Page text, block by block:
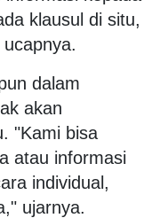
klausul di situ,
dalam
akan
"Kami bisa
atau informasi
individual,
ujarnya.